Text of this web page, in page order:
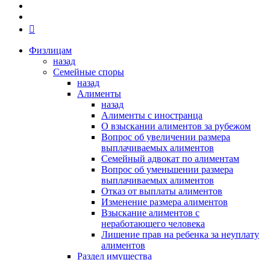
Физлицам
назад
Семейные споры
назад
Алименты
назад
Алименты с иностранца
О взыскании алиментов за рубежом
Вопрос об увеличении размера
выплачиваемых алиментов
Семейный адвокат по алиментам
Вопрос об уменьшении размера
выплачиваемых алиментов
Отказ от выплаты алиментов
Изменение размера алиментов
Взыскание алиментов с
неработающего человека
Лишение прав на ребенка за неуплату
алиментов
Раздел имущества